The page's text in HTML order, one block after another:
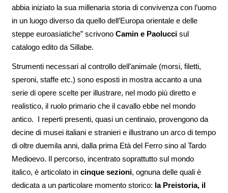
abbia iniziato la sua millenaria storia di convivenza con l’uomo
in un luogo diverso da quello dell’Europa orientale e delle
steppe euroasiatiche” scrivono Camin e Paoluccisul
catalogo edito da Sillabe.
Strumenti necessari al controllo dell’animale (morsi, filetti,
speroni, staffe etc.) sono esposti in mostra accanto a una
serie di opere scelte per illustrare, nel modo più diretto e
realistico, il ruolo primario che il cavallo ebbe nel mondo
antico. I reperti presenti, quasi un centinaio, provengono da
decine di musei italiani e stranieri e illustrano un arco di tempo
di oltre duemila anni, dalla prima Età del Ferro sino al Tardo
Medioevo. Il percorso, incentrato soprattutto sul mondo
italico, è articolato in cinque sezioni, ognuna delle quali è
dedicata a un particolare momento storico: la Preistoria, il